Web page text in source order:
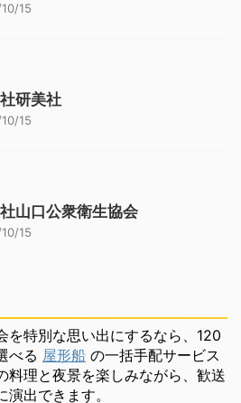
15
研美社
15
山口公衆衛生協会
15
を特別な思い出にするなら、120
べる 屋形船 の一括手配サービス
料理と夜景を楽しみながら、歓送
出できます。